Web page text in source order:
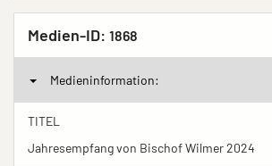
Medien-ID: 1868
Medieninformation:
TITEL
Jahresempfang von Bischof Wilmer 2024